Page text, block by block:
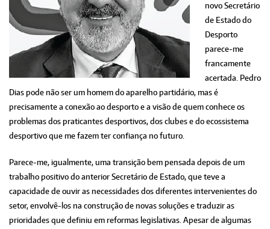
novo Secretário
de Estado do
Desporto
parece-me
francamente
acertada. Pedro
Dias pode não ser um homem do aparelho partidário, mas é
precisamente a conexão ao desporto e a visão de quem conhece os
problemas dos praticantes desportivos, dos clubes e do ecossistema
desportivo que me fazem ter confiança no futuro.
Parece-me, igualmente, uma transição bem pensada depois de um
trabalho positivo do anterior Secretário de Estado, que teve a
capacidade de ouvir as necessidades dos diferentes intervenientes do
setor, envolvê-los na construção de novas soluções e traduzir as
prioridades que definiu em reformas legislativas. Apesar de algumas